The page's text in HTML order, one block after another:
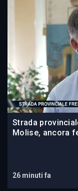
Strada
Molise, ancora
26 minuti fa